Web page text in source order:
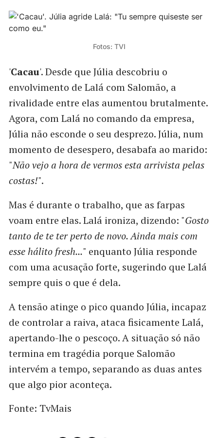
Fotos: TVI
'Cacau'. Desde que Júlia descobriu o
envolvimento de Lalá com Salomão, a
rivalidade entre elas aumentou brutalmente.
Agora, com Lalá no comando da empresa,
Júlia não esconde o seu desprezo. Júlia, num
momento de desespero, desabafa ao marido:
"Não vejo a hora de vermos esta arrivista pelas
costas!".
Mas é durante o trabalho, que as farpas
voam entre elas. Lalá ironiza, dizendo: "Gosto
tanto de te ter perto de novo. Ainda mais com
esse hálito fresh..." enquanto Júlia responde
com uma acusação forte, sugerindo que Lalá
sempre quis o que é dela.
A tensão atinge o pico quando Júlia, incapaz
de controlar a raiva, ataca fisicamente Lalá,
apertando-lhe o pescoço. A situação só não
termina em tragédia porque Salomão
intervém a tempo, separando as duas antes
que algo pior aconteça.
Fonte: TvMais